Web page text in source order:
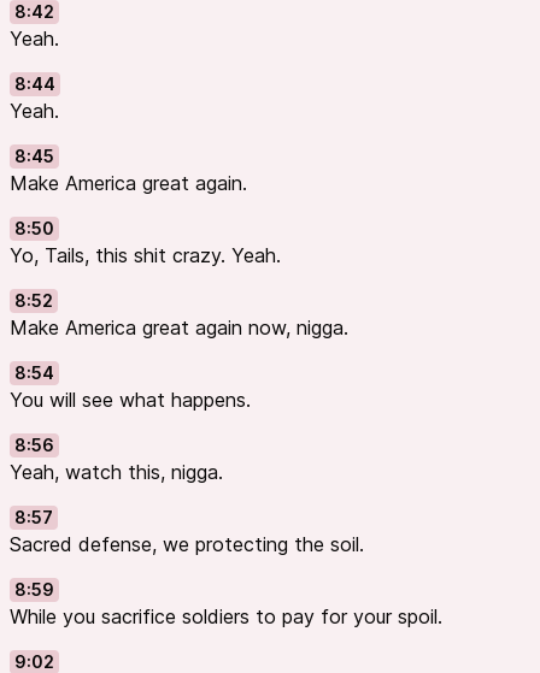
8:42
Yeah.
8:44
Yeah.
8:45
Make America great again.
8:50
Yo, Tails, this shit crazy. Yeah.
8:52
Make America great again now, nigga.
8:54
You will see what happens.
8:56
Yeah, watch this, nigga.
8:57
Sacred defense, we protecting the soil.
8:59
While you sacrifice soldiers to pay for your spoil.
9:02